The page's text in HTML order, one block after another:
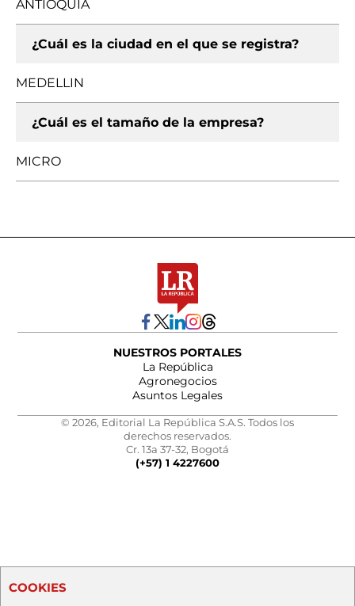
ANTIOQUIA
¿Cuál es la ciudad en el que se registra?
MEDELLIN
¿Cuál es el tamaño de la empresa?
MICRO
NUESTROS PORTALES
La República
Agronegocios
Asuntos Legales
© 2026, Editorial La República S.A.S. Todos los
derechos reservados.
Cr. 13a 37-32, Bogotá
(+57) 1 4227600
COOKIES